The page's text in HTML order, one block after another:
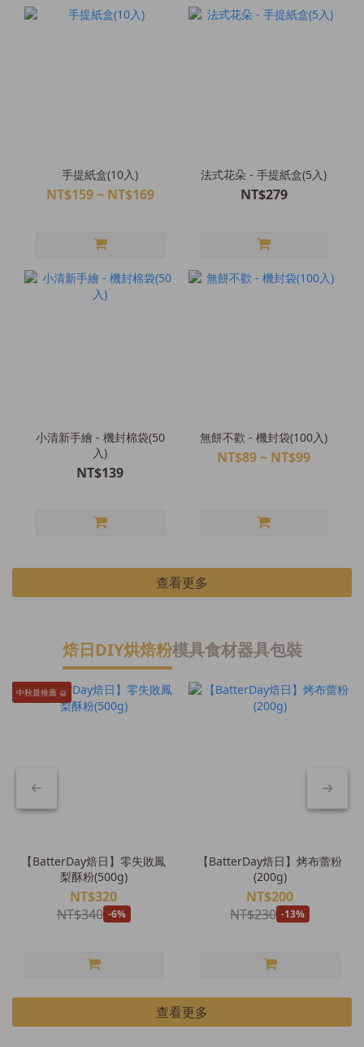
手提紙盒(10入)
NT$159 ~ NT$169
法式花朵 - 手提紙盒(5入)
NT$279
小清新手繪 - 機封棉袋(50
入)
NT$139
無餅不歡 - 機封袋(100入)
NT$89 ~ NT$99
查看更多
焙日DIY烘焙粉模具食材器具包裝
中秋最推薦 🥮
【BatterDay焙日】零失敗鳳
梨酥粉(500g)
NT$320
NT$340 -6%
【BatterDay焙日】烤布蕾粉
(200g)
NT$200
NT$230 -13%
查看更多